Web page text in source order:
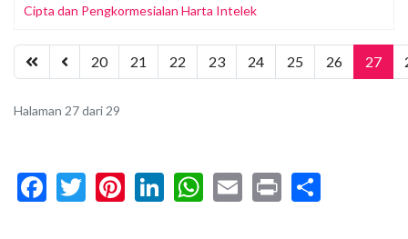
Cipta dan Pengkormesialan Harta Intelek
20 21 22 23 24 25 26 27
Halaman 27 dari 29
Facebook
Twitter
Pinterest
LinkedIn
WhatsApp
Email
Print